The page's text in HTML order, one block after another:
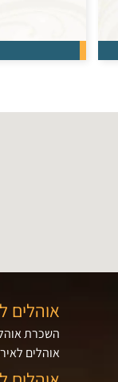
אוהלים
השכרת
אוהלים